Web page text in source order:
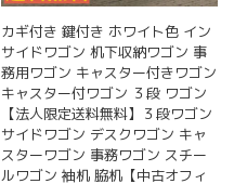
カギ付き 鍵付き ホワイト色 イン
サイドワゴン 机下収納ワゴン 事
務用ワゴン キャスター付きワゴン
キャスター付ワゴン ３段 ワゴン
【法人限定送料無料】３段ワゴン
サイドワゴン デスクワゴン キャ
スターワゴン 事務ワゴン スチー
ルワゴン 袖机 脇机【中古オフィ